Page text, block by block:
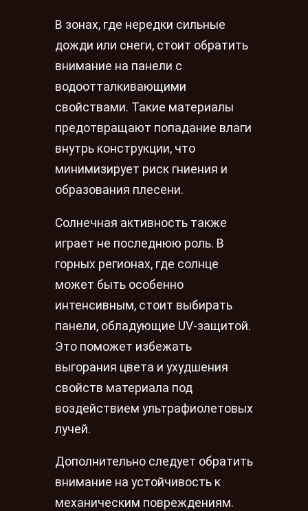
В зонах, где нередки сильные
дожди или снеги, стоит обратить
внимание на панели с
водоотталкивающими
свойствами. Такие материалы
предотвращают попадание влаги
внутрь конструкции, что
минимизирует риск гниения и
образования плесени.
Солнечная активность также
играет не последнюю роль. В
горных регионах, где солнце
может быть особенно
интенсивным, стоит выбирать
панели, обладующие UV-защитой.
Это поможет избежать
выгорания цвета и ухудшения
свойств материала под
воздействием ультрафиолетовых
лучей.
Дополнительно следует обратить
внимание на устойчивость к
механическим повреждениям.